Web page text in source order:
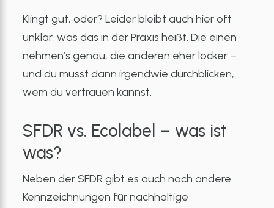
Klingt gut, oder? Leider bleibt auch hier oft
unklar, was das in der Praxis heißt. Die einen
nehmen’s genau, die anderen eher locker –
und du musst dann irgendwie durchblicken,
wem du vertrauen kannst.
SFDR vs. Ecolabel – was ist
was?
Neben der SFDR gibt es auch noch andere
Kennzeichnungen für nachhaltige